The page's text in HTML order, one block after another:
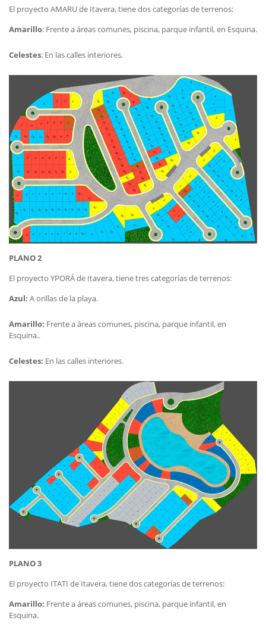
El proyecto AMARU de Itavera, tiene dos categorías de terrenos:
Amarillo: Frente a áreas comunes, piscina, parque infantil, en Esquina.
Celestes: En las calles interiores.
PLANO 2
El proyecto YPORÁ de Itavera, tiene tres categorías de terrenos:
Azul: A orillas de la playa.
Amarillo: Frente a áreas comunes, piscina, parque infantil, en
Esquina..
Celestes: En las calles interiores.
PLANO 3
El proyecto ITATI de Itavera, tiene dos categorías de terrenos:
Amarillo: Frente a áreas comunes, piscina, parque infantil, en
Esquina.